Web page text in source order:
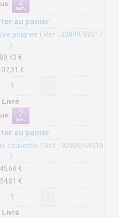
au panier
poignée ( Ref : 32899/59317
)
89,43 €
€
-
Livré
au panier
couvercle ( Ref : 32899/59318
)
45,68 €
54,81 €
-
Livré